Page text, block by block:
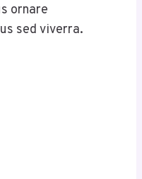
ornare
sed viverra.